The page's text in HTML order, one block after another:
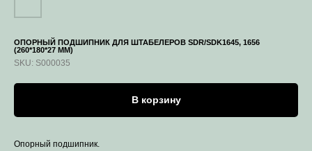
ОПОРНЫЙ ПОДШИПНИК ДЛЯ ШТАБЕЛЕРОВ SDR/SDK1645, 1656
(260*180*27 ММ)
SKU: S000035
В корзину
Опорный подшипник.